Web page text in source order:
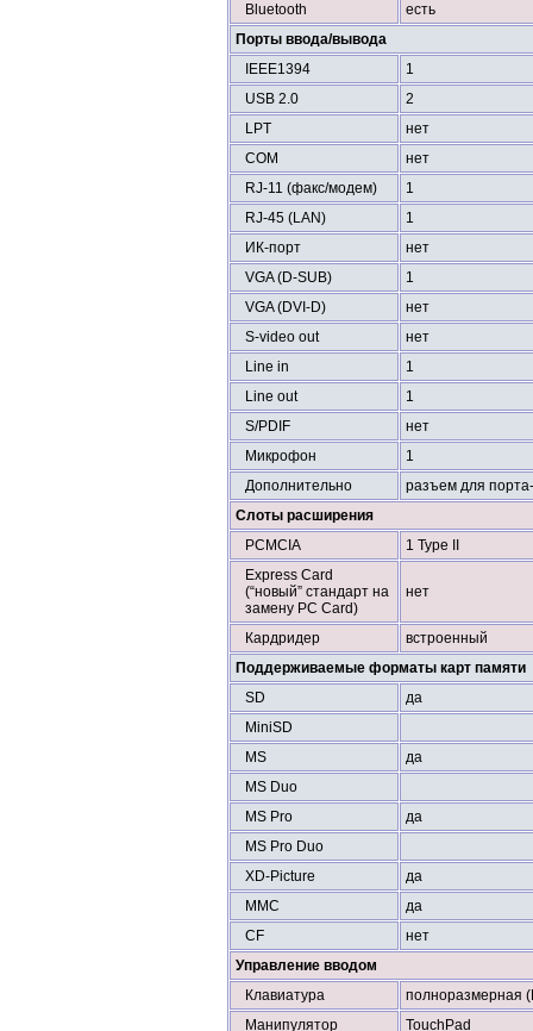
Bluetooth
есть
Порты ввода/вывода
IEEE1394
1
USB 2.0
2
LPT
нет
COM
нет
RJ-11 (факс/модем)
1
RJ-45 (LAN)
1
ИК-порт
нет
VGA (D-SUB)
1
VGA (DVI-D)
нет
S-video out
нет
Line in
1
Line out
1
S/PDIF
нет
Микрофон
1
Дополнительно
разъем для
Слоты расширения
PCMCIA
1 Type II
Express Card
(“новый” стандарт на
замену PC Card)
нет
Кардридер
встроенный
Поддерживаемые форматы карт памяти
SD
да
MiniSD
MS
да
MS Duo
MS Pro
да
MS Pro Duo
XD-Picture
да
MMC
да
CF
нет
Управление вводом
Клавиатура
полноразмерная
Манипулятор
TouchPad